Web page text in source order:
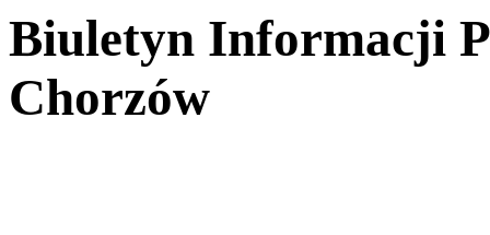
Biuletyn Informacji
Chorzów